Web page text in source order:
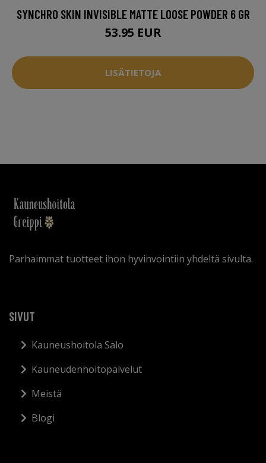
SYNCHRO SKIN INVISIBLE MATTE LOOSE POWDER 6 GR
53.95 EUR
LISÄTIETOJA
Parhaimmat tuotteet ihon hyvinvointiin yhdeltä sivulta.
SIVUT
Kauneushoitola Salo
Kauneudenhoitopalvelut
Meistä
Blogi